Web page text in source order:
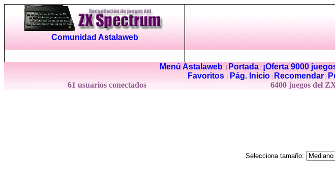
Comunidad Astalaweb
Menú Astalaweb| Portada| ¡Oferta 9000
Favoritos
Pág. Inicio Recomendar
61 usuarios conectados
6400 juegos del
Selecciona tamaño: